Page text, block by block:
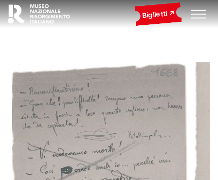
Biglietti